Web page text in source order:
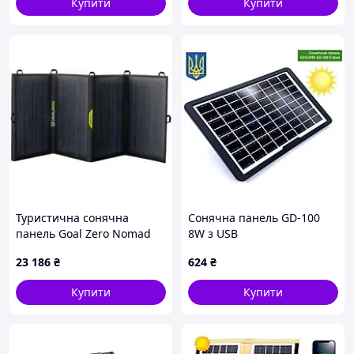
8,49
Номінальна напруга , В
30,63
ККД фотомодуля
15,9%
Вага, кг
18,2
1650x991x40
Гарантія на продукт, років
Полікристалічний кремній
Туристична сонячна
панель Goal Zero Nomad
23 186 ₴
Купити
Сонячна панель GD-100
8W з USB
624 ₴
Купити